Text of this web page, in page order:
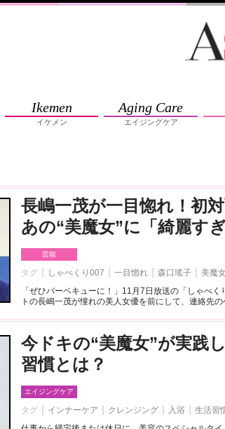
Ikemen
イケメン
Aging Care
エイジングケア
長嶋一茂が一目惚れ！初
あの“美魔女”に「綺麗す
芸能
タグ しゃべくり007 一目惚れ 森口瑤子 美魔
「ぜひバーベキューに！」11月7日放送の「しゃべ
トの長嶋一茂が憧れの美人女優を前にして、連絡先
今ドキの“美魔女”が実践
習慣とは？
エイジングケア
タグ インナーケア クレンジング 入浴 生活習